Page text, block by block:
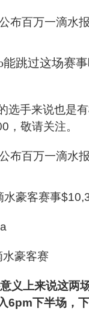
能跳过这场赛
选手来说也是
，敬请关注。
水豪客赛事
水豪客赛
义上来说这两
6pm下半场，